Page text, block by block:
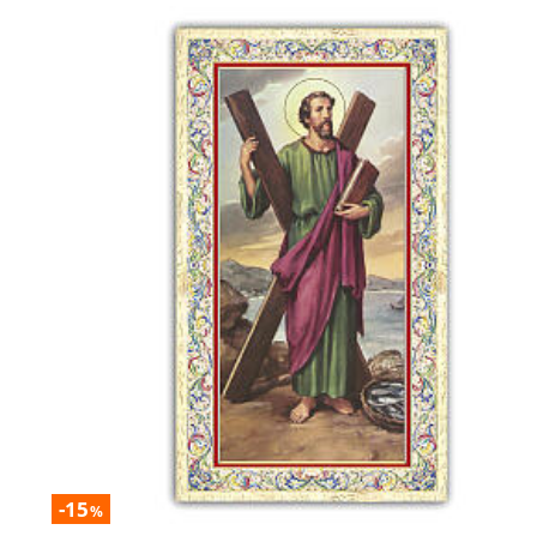
-15%